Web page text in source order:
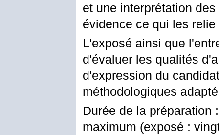
et une interprétation
évidence ce qui les
L'exposé ainsi que
d'évaluer les qualités
d'expression du
méthodologiques
Durée de la préparation
maximum (exposé :